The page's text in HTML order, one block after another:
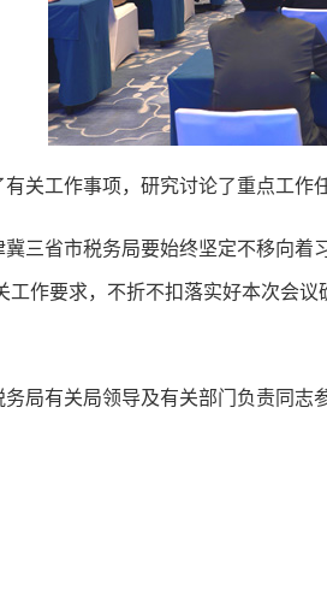
工作事项，研究讨论了重点工作任
省市税务局要始终坚定不移向着
工作要求，不折不扣落实好本次会
局有关局领导及有关部门负责同志